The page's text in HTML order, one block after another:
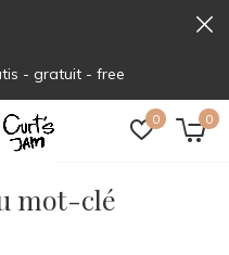
0 0
- gratuit - free
mot-clé